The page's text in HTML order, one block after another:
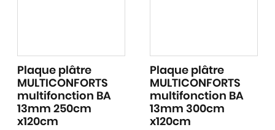
Plaque plâtre
MULTICONFORTS
multifonction BA
13mm 250cm
x120cm
Plaque plâtre
MULTICONFORTS
multifonction BA
13mm 300cm
x120cm